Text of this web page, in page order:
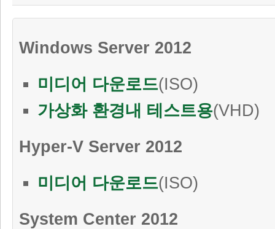
Windows Server 2012
미디어 다운로드(ISO)
가상화 환경내 테스트용(VHD)
Hyper-V Server 2012
미디어 다운로드(ISO)
System Center 2012